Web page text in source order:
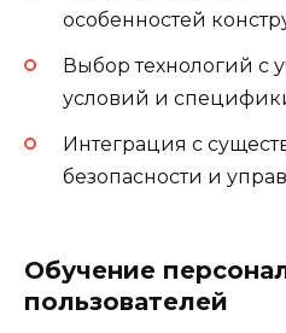
особенностей
Выбор технологий с
условий и
Интеграция с
безопасности и
Обучение
пользователей